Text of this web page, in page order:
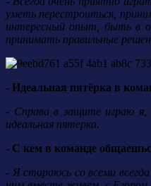
уметь перестроиться,
интересный опыт, быть в
принимать правильные
- Идеальная пятёрка в
- Справа в защите играю я,
идеальная пятерка.
- С кем в команде
- Я стараюсь со всеми